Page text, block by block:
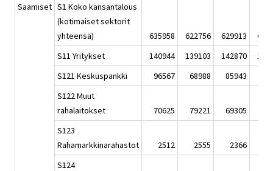
Saamiset S1 Koko kansantalous
(kotimaiset sektorit
yhteensä)
635958 622756 629913
S11 Yritykset
140944 139103 142870
S121 Keskuspankki
96567 68988 85943
S122 Muut
rahalaitokset
70625 79221 69305
S123
Rahamarkkinarahastot
2512 2555 2366
S124